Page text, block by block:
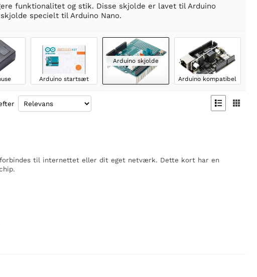
funktionalitet og stik. Disse skjolde er lavet til Arduino
specielt til Arduino Nano.
Arduino startsæt
Arduino skjolde
Arduino kompatibel
 
til internettet eller dit eget netværk. Dette kort har en